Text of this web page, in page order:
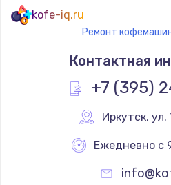
kofe-iq.ru
Ремонт
Контактная
+7 (395)
Иркутск, ул.
Ежедневно с